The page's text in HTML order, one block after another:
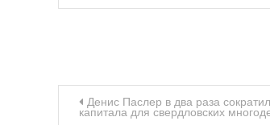
Навигация
Денис Паслер в два раза
капитала для свердловских